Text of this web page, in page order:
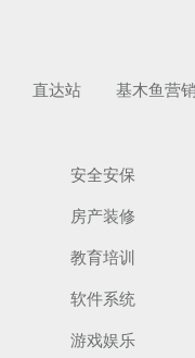
直达站 基木鱼营
安全安保
房产装修
教育培训
软件系统
游戏娱乐